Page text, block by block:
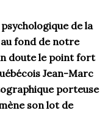
de la
fond de notre
doute le point fort
Jean-Marc
porteuse
son lot de